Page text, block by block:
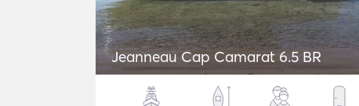
Jeanneau Cap Camarat 6.5 BR